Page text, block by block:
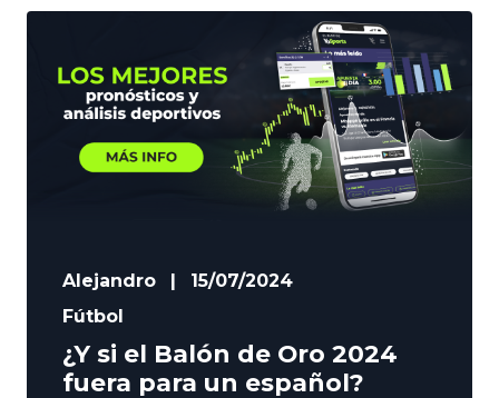
Eurocopa con la Selección Española.
¿Son méritos suficientes para
conquistar el Balón de Oro?
CONTENIDO El Balón de Oro para
Carvajal, ¿Una posibilidad real? Dani
Alejandro |
15/07/2024
Fútbol
¿Y si el Balón de Oro 2024
fuera para un español?